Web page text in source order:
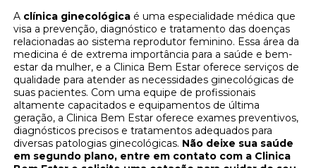
A clínica ginecológica é uma especialidade médica que
visa a prevenção, diagnóstico e tratamento das doenças
relacionadas ao sistema reprodutor feminino. Essa área da
medicina é de extrema importância para a saúde e bem-
estar da mulher, e a Clinica Bem Estar oferece serviços de
qualidade para atender as necessidades ginecológicas de
suas pacientes. Com uma equipe de profissionais
altamente capacitados e equipamentos de última
geração, a Clinica Bem Estar oferece exames preventivos,
diagnósticos precisos e tratamentos adequados para
diversas patologias ginecológicas. Não deixe sua saúde
em segundo plano, entre em contato com a Clinica